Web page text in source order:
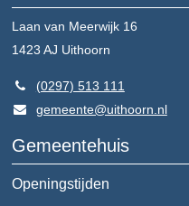
Laan van Meerwijk 16
1423 AJ Uithoorn
(0297) 513 111
gemeente@uithoorn.nl
Gemeentehuis
Openingstijden